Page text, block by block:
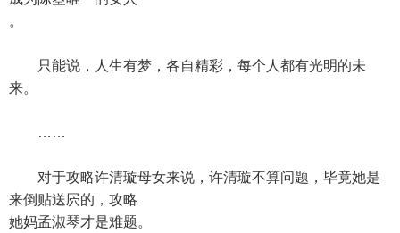
。
只能说，人生有梦，各自精彩，每个人都有光明的未
来。
……
对于攻略许清璇母女来说，许清璇不算问题，毕竟她是
来倒贴送屄的，攻略
她妈孟淑琴才是难题。